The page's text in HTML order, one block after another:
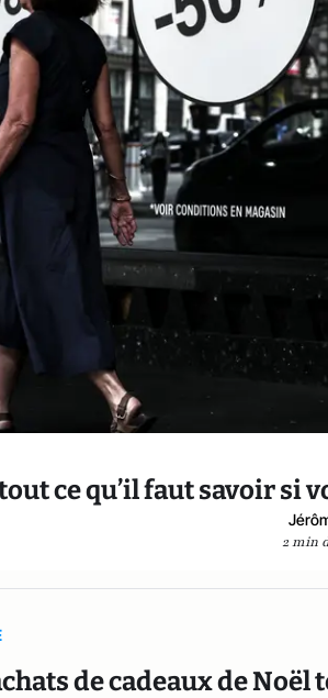
ce qu’il faut savoir si
2 min
de cadeaux de